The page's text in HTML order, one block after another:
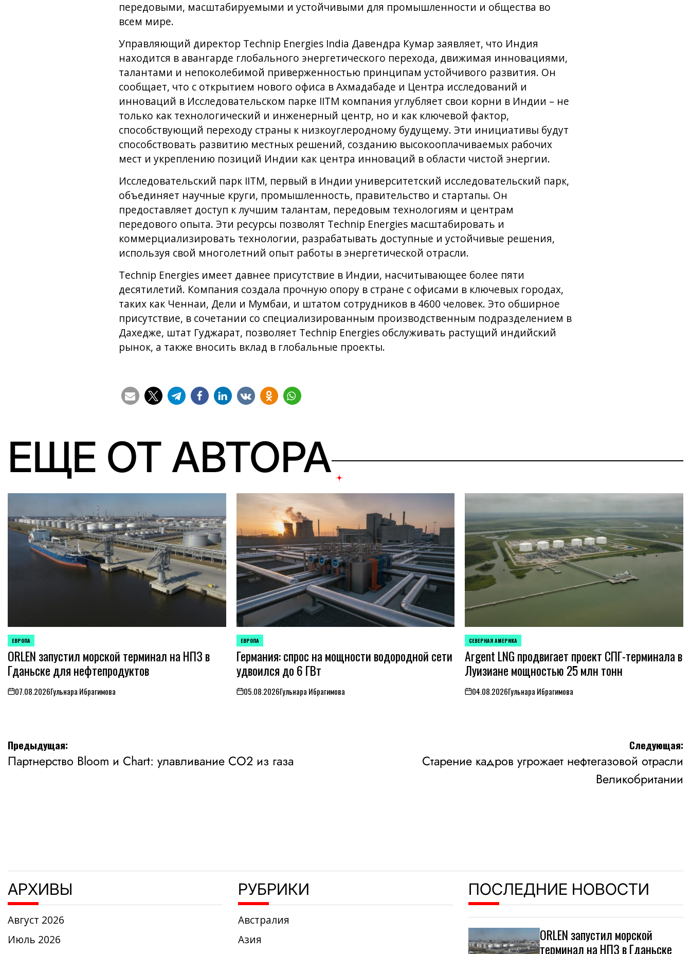
передовыми, масштабируемыми и устойчивыми для промышленности и общества во
всем мире.
Управляющий директор Technip Energies India Давендра Кумар заявляет, что Индия
находится в авангарде глобального энергетического перехода, движимая инновациями,
талантами и непоколебимой приверженностью принципам устойчивого развития. Он
сообщает, что с открытием нового офиса в Ахмадабаде и Центра исследований и
инноваций в Исследовательском парке IITM компания углубляет свои корни в Индии – не
только как технологический и инженерный центр, но и как ключевой фактор,
способствующий переходу страны к низкоуглеродному будущему. Эти инициативы будут
способствовать развитию местных решений, созданию высокооплачиваемых рабочих
мест и укреплению позиций Индии как центра инноваций в области чистой энергии.
Исследовательский парк IITM, первый в Индии университетский исследовательский парк,
объединяет научные круги, промышленность, правительство и стартапы. Он
предоставляет доступ к лучшим талантам, передовым технологиям и центрам
передового опыта. Эти ресурсы позволят Technip Energies масштабировать и
коммерциализировать технологии, разрабатывать доступные и устойчивые решения,
используя свой многолетний опыт работы в энергетической отрасли.
Technip Energies имеет давнее присутствие в Индии, насчитывающее более пяти
десятилетий. Компания создала прочную опору в стране с офисами в ключевых городах,
таких как Ченнаи, Дели и Мумбаи, и штатом сотрудников в 4600 человек. Это обширное
присутствие, в сочетании со специализированным производственным подразделением в
Дахедже, штат Гуджарат, позволяет Technip Energies обслуживать растущий индийский
рынок, а также вносить вклад в глобальные проекты.
ЕЩЕ ОТ АВТОРА
ОПУБЛИКОВАНО
В
ЕВРОПА
ORLEN запустил морской терминал на НПЗ в
Гданьске для нефтепродуктов
on07.08.2026Гульнара Ибрагимова
ОПУБЛИКОВАНО
В
ЕВРОПА
Германия: спрос на мощности водородной сети
удвоился до 6 ГВт
on05.08.2026Гульнара Ибрагимова
ОПУБЛИКОВАНО
В
СЕВЕРНАЯ АМЕРИКА
Argent LNG продвигает проект СПГ-терминала в
Луизиане мощностью 25 млн тонн
on04.08.2026Гульнара Ибрагимова
Навигация
по
Предыдущая:
Партнерство Bloom и Chart: улавливание CO2 из газа
Следующая:
Старение кадров угрожает нефтегазовой отрасли
Великобритании
АРХИВЫ
Август 2026
Июль 2026
РУБРИКИ
Австралия
Азия
ПОСЛЕДНИЕ НОВОСТИ
ORLEN запустил морской
терминал на НПЗ в Гданьске